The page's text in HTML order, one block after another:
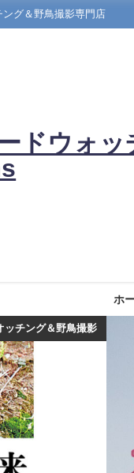
グ＆野鳥撮影専門店
ドウォッ
ホ
ッチング＆野鳥撮影